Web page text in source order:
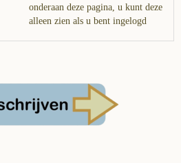
onderaan deze pagina, u kunt deze
alleen zien als u bent ingelogd